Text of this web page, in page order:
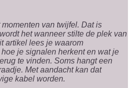
van twijfel. Dat is
het wanneer stilte de plek van
artikel lees je waarom
je signalen herkent en wat je
te vinden. Soms hangt een
Met aandacht kan dat
kabel worden.